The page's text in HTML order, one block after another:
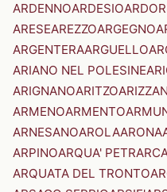
ARDENNOARDESIO
ARESEAREZZOARGEGNO
ARGENTERAARGUELLO
ARIANO NEL POLESINE
ARIGNANOARITZO
ARMENOARMENTO
ARNESANOAROLAARONA
ARPINOARQUA'
ARQUATA DEL TRONTO